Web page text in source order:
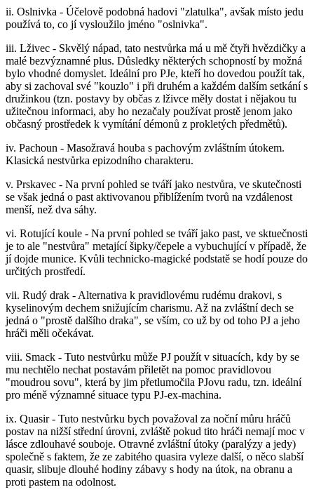
ii. Oslnivka - Účelově podobná hadovi "zlatulka", avšak místo jedu
používá to, co jí vysloužilo jméno "oslnivka".
iii. Lživec - Skvělý nápad, tato nestvůrka má u mě čtyři hvězdičky a
malé bezvýznamné plus. Důsledky některých schopností by možná
bylo vhodné domyslet. Ideální pro PJe, kteří ho dovedou použít tak,
aby si zachoval své "kouzlo" i při druhém a každém dalším setkání s
družinkou (tzn. postavy by občas z lživce měly dostat i nějakou tu
užitečnou informaci, aby ho nezačaly používat prostě jenom jako
občasný prostředek k vymítání démonů z prokletých předmětů).
iv. Pachoun - Masožravá houba s pachovým zvláštním útokem.
Klasická nestvůrka epizodního charakteru.
v. Prskavec - Na první pohled se tváří jako nestvůra, ve skutečnosti
se však jedná o past aktivovanou přiblížením tvorů na vzdálenost
menší, než dva sáhy.
vi. Rotující koule - Na první pohled se tváří jako past, ve sktuečnosti
je to ale "nestvůra" metající šipky/čepele a vybuchující v případě, že
jí dojde munice. Kvůli technicko-magické podstatě se hodí pouze do
určitých prostředí.
vii. Rudý drak - Alternativa k pravidlovému rudému drakovi, s
kyselinovým dechem snižujícím charismu. Až na zvláštní dech se
jedná o "prostě dalšího draka", se vším, co už by od toho PJ a jeho
hráči měli očekávat.
viii. Smack - Tuto nestvůrku může PJ použít v situacích, kdy by se
mu nechtělo nechat postavám přiletět na pomoc pravidlovou
"moudrou sovu", která by jim přetlumočila PJovu radu, tzn. ideální
pro méně významné situace typu PJ-ex-machina.
ix. Quasir - Tuto nestvůrku bych považoval za noční můru hráčů
postav na nižší střední úrovni, zvláště pokud tito hráči nemají moc v
lásce zdlouhavé souboje. Otravné zvláštní útoky (paralýzy a jedy)
společně s faktem, že ze zabitého quasira vyleze další, o něco slabší
quasir, slibuje dlouhé hodiny zábavy s hody na útok, na obranu a
proti pastem na odolnost.